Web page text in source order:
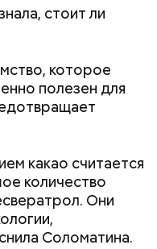
стоит ли
которое
полезен для
какао считается
количество
Они
Соломатина.
существует
напиток сбросить